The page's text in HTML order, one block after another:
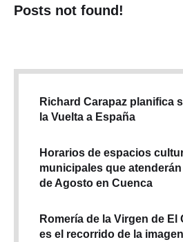
Posts not found!
Richard Carapaz planifica
la Vuelta a España
Horarios de espacios
municipales que
de Agosto en Cuenca
Romería de la Virgen de El
es el recorrido de la